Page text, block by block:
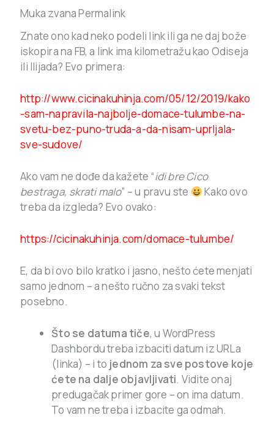
Muka zvana Permalink
Znate ono kad neko podeli link ili ga ne daj bože
iskopira na FB, a link ima kilometražu kao Odiseja
ili Ilijada? Evo primera:
http://www.cicinakuhinja.com/05/12/2019/kako
-sam-napravila-najbolje-domace-tulumbe-na-
svetu-bez-puno-truda-a-da-nisam-uprljala-
sve-sudove/
Ako vam ne dođe da kažete “idi bre Cico
bestraga, skrati malo” – u pravu ste
Kako ovo
treba da izgleda? Evo ovako:
https://cicinakuhinja.com/domace-tulumbe/
E, da bi ovo bilo kratko i jasno, nešto ćete menjati
samo jednom – a nešto ručno za svaki tekst
posebno.
Što se datuma tiče, u WordPress
Dashbordu treba izbaciti datum iz URLa
(linka) – i to jednom za sve postove koje
ćete na dalje objavljivati. Vidite onaj
predugačak primer gore – on ima datum.
To vam ne treba i izbacite ga odmah.